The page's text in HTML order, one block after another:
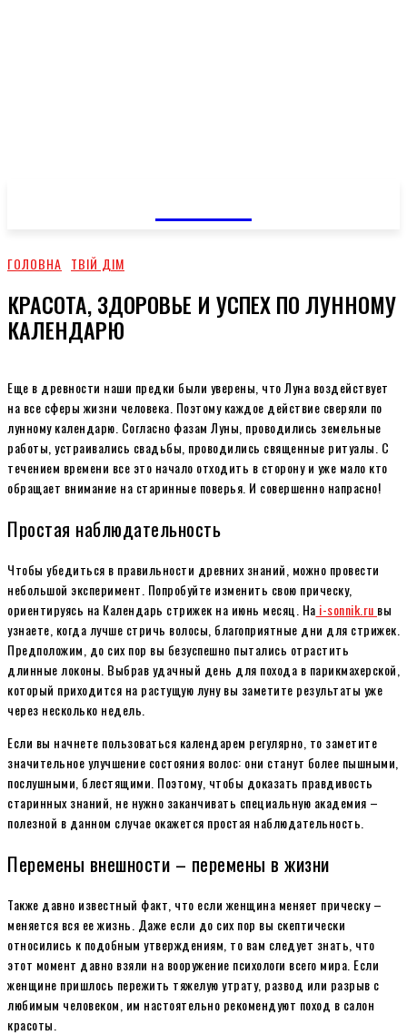
ГОЛОВНА ТВІЙ ДІМ
КРАСОТА, ЗДОРОВЬЕ И УСПЕХ ПО ЛУННОМУ
КАЛЕНДАРЮ
Еще в древности наши предки были уверены, что Луна воздействует
на все сферы жизни человека. Поэтому каждое действие сверяли по
лунному календарю. Согласно фазам Луны, проводились земельные
работы, устраивались свадьбы, проводились священные ритуалы. С
течением времени все это начало отходить в сторону и уже мало кто
обращает внимание на старинные поверья. И совершенно напрасно!
Простая наблюдательность
Чтобы убедиться в правильности древних знаний, можно провести
небольшой эксперимент. Попробуйте изменить свою прическу,
ориентируясь на Календарь стрижек на июнь месяц. На i-sonnik.ru вы
узнаете, когда лучше стричь волосы, благоприятные дни для стрижек.
Предположим, до сих пор вы безуспешно пытались отрастить
длинные локоны. Выбрав удачный день для похода в парикмахерской,
который приходится на растущую луну вы заметите результаты уже
через несколько недель.
Если вы начнете пользоваться календарем регулярно, то заметите
значительное улучшение состояния волос: они станут более пышными,
послушными, блестящими. Поэтому, чтобы доказать правдивость
старинных знаний, не нужно заканчивать специальную академия –
полезной в данном случае окажется простая наблюдательность.
Перемены внешности – перемены в жизни
Также давно известный факт, что если женщина меняет прическу –
меняется вся ее жизнь. Даже если до сих пор вы скептически
относились к подобным утверждениям, то вам следует знать, что
этот момент давно взяли на вооружение психологи всего мира. Если
женщине пришлось пережить тяжелую утрату, развод или разрыв с
любимым человеком, им настоятельно рекомендуют поход в салон
красоты.